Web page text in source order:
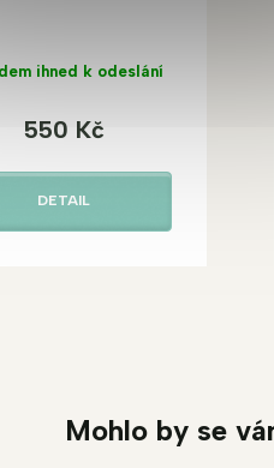
ihned k odeslání
550 Kč
DETAIL
Mohlo by se